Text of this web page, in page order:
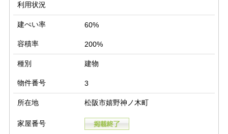
利用状況
建ぺい率 60%
容積率 200%
種別 建物
物件番号 3
所在地 松阪市嬉野神ノ木町
家屋番号